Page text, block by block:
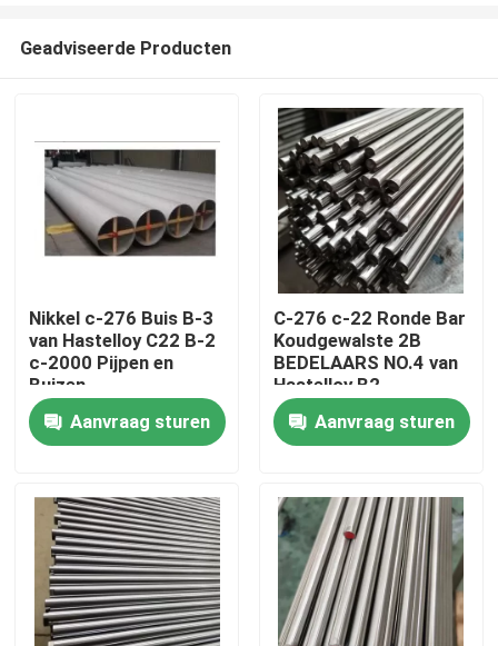
Huis
Ongeveer ons
Fabrieksreis
Geadviseerde Producten
Nikkel c-276 Buis B-3
van Hastelloy C22 B-2
c-2000 Pijpen en
Buizen
Aanvraag sturen
C-276 c-22 Ronde Bar
Koudgewalste 2B
BEDELAARS NO.4 van
Hastelloy B2
Aanvraag sturen